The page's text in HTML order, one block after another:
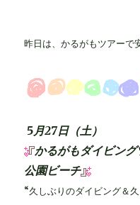
昨日は、かるがもツアーで
5月27日（土）
かるがもダイビン
公園ビーチ
“久しぶりのダイビング＆